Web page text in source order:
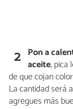
2 Pon a
aceite, pica
de que cojan
La cantidad será
agregues más